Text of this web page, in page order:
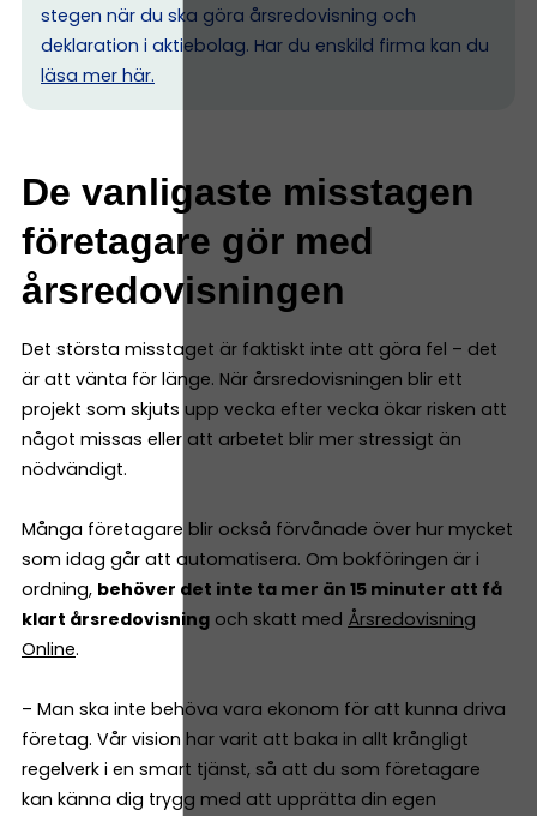
stegen när du ska göra årsredovisning och
deklaration i aktiebolag. Har du enskild firma kan du
läsa mer här.
De vanligaste misstagen
företagare gör med
årsredovisningen
Det största misstaget är faktiskt inte att göra fel – det
är att vänta för länge. När årsredovisningen blir ett
projekt som skjuts upp vecka efter vecka ökar risken att
något missas eller att arbetet blir mer stressigt än
nödvändigt.
Många företagare blir också förvånade över hur mycket
som idag går att automatisera. Om bokföringen är i
ordning, behöver det inte ta mer än 15 minuter att få
klart årsredovisning och skatt med Årsredovisning
Online.
– Man ska inte behöva vara ekonom för att kunna driva
företag. Vår vision har varit att baka in allt krångligt
regelverk i en smart tjänst, så att du som företagare
kan känna dig trygg med att upprätta din egen